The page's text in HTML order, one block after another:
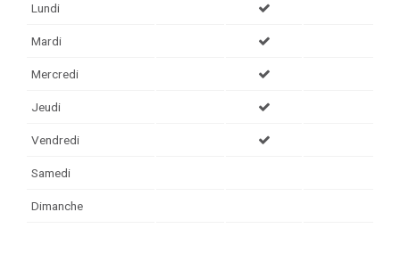
Lundi
Mardi
Mercredi
Jeudi
Vendredi
Samedi
Dimanche